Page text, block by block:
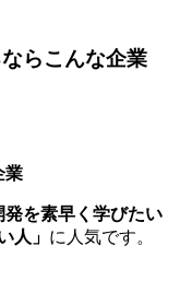
らこんな企業
業
発を素早く学びたい
人」 に人気です。